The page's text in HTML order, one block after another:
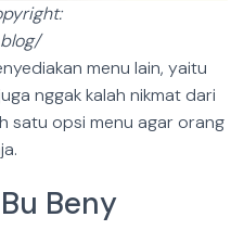
menu lain, yaitu
nggak kalah nikmat dari
satu opsi menu agar orang
Beny